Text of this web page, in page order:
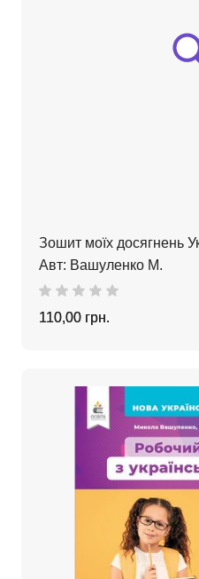
Зошит моїх досягнень
Авт: Вашуленко М.
110,00 грн.